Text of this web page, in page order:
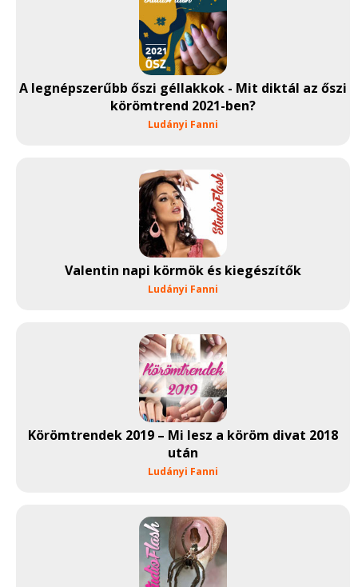
A legnépszerűbb őszi géllakkok - Mit diktál az őszi
körömtrend 2021-ben?
Ludányi Fanni
Valentin napi körmök és kiegészítők
Ludányi Fanni
Körömtrendek 2019 – Mi lesz a köröm divat 2018
után
Ludányi Fanni